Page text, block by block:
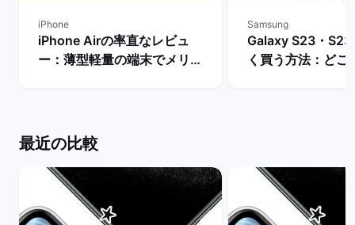
iPhone
iPhone Airの率直なレビュ
ー：薄型軽量の端末でメリッ
Samsung
Galaxy S23・
く買う方法：どこ
最近の比較